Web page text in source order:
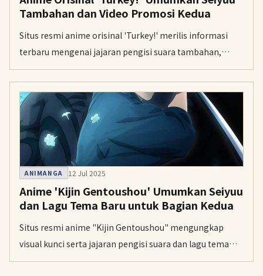
Tambahan dan Video Promosi Kedua
Situs resmi anime orisinal 'Turkey!' merilis informasi
terbaru mengenai jajaran pengisi suara tambahan,
visual kunci ketiga, dan video promosi kedua untuk serial
bertema bowling ini.
ANIMANGA 12 Jul 2025
Anime 'Kijin Gentoushou' Umumkan Seiyuu
dan Lagu Tema Baru untuk Bagian Kedua
Situs resmi anime "Kijin Gentoushou" mengungkap
visual kunci serta jajaran pengisi suara dan lagu tema
baru untuk penayangan bagian kedua (second cour).